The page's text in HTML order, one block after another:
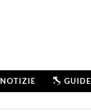
NOTIZIE GUIDE